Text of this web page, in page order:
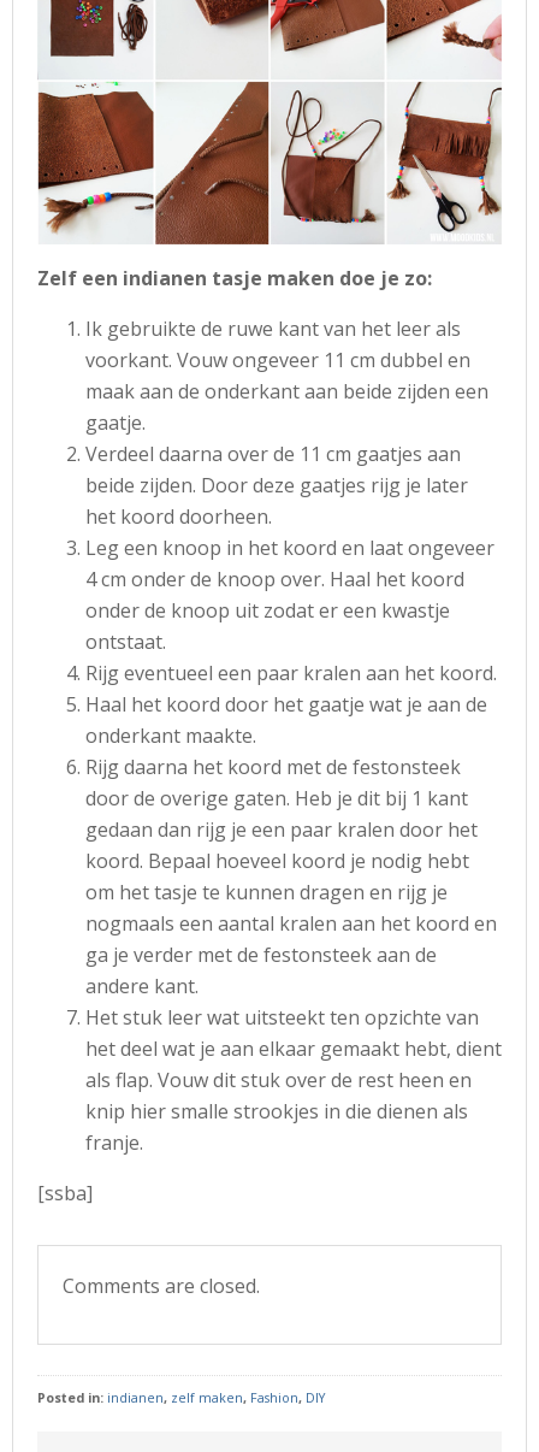
Zelf een indianen tasje maken doe je zo:
Ik gebruikte de ruwe kant van het leer als
voorkant. Vouw ongeveer 11 cm dubbel en
maak aan de onderkant aan beide zijden een
gaatje.
Verdeel daarna over de 11 cm gaatjes aan
beide zijden. Door deze gaatjes rijg je later
het koord doorheen.
Leg een knoop in het koord en laat ongeveer
4 cm onder de knoop over. Haal het koord
onder de knoop uit zodat er een kwastje
ontstaat.
Rijg eventueel een paar kralen aan het koord.
Haal het koord door het gaatje wat je aan de
onderkant maakte.
Rijg daarna het koord met de festonsteek
door de overige gaten. Heb je dit bij 1 kant
gedaan dan rijg je een paar kralen door het
koord. Bepaal hoeveel koord je nodig hebt
om het tasje te kunnen dragen en rijg je
nogmaals een aantal kralen aan het koord en
ga je verder met de festonsteek aan de
andere kant.
Het stuk leer wat uitsteekt ten opzichte van
het deel wat je aan elkaar gemaakt hebt, dient
als flap. Vouw dit stuk over de rest heen en
knip hier smalle strookjes in die dienen als
franje.
[ssba]
Comments are closed.
Posted in: indianen, zelf maken, Fashion, DIY